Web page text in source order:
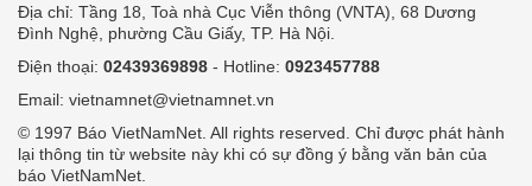
Địa chỉ: Tầng 18, Toà nhà Cục Viễn thông (VNTA), 68 Dương
Đình Nghệ, phường Cầu Giấy, TP. Hà Nội.
Điện thoại: 02439369898 - Hotline: 0923457788
Email: vietnamnet@vietnamnet.vn
© 1997 Báo VietNamNet. All rights reserved. Chỉ được phát hành
lại thông tin từ website này khi có sự đồng ý bằng văn bản của
báo VietNamNet.